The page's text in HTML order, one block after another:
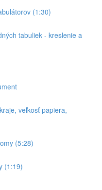
(1:30)
tabuliek - kreslenie a
veľkosť papiera,
(5:28)
(1:19)